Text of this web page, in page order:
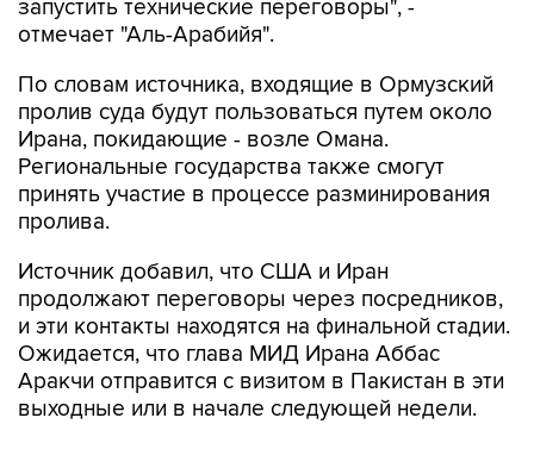
По словам источника, входящие в Ормузский
Ирана, покидающие - возле Омана.
Региональные государства также смогут
принять участие в процессе разминирования
пролива.
Источник добавил, что США и Иран
и эти контакты находятся на финальной стадии.
Ожидается, что глава МИД Ирана Аббас
Аракчи отправится с визитом в Пакистан в эти
выходные или в начале следующей недели.
Ранее в МИД Ирана сообщали, что Тегеран и